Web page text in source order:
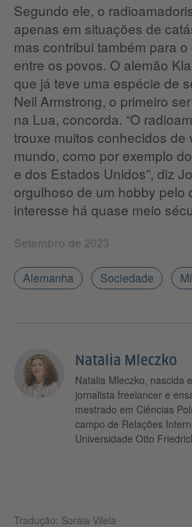
Segundo ele, o
apenas em situações de
mas contribui também para
entre os povos. O alemão
que já teve uma espécie de
Neil Armstrong, o primeiro
na Lua, concorda. “O
trouxe muitos conhecidos de
mundo, como por exemplo
e dos Estados Unidos”, diz
orgulhoso de um hobby pelo
interesse há quase meio
Setembro de 2023
Alemanha Sociedade
Natalia Mleczko
Natalia Mleczko, nascida
jornalista freelancer e
mestrado em Ciências
campo de Relações
Universidade Otto
Tradução: Soraia Vilela